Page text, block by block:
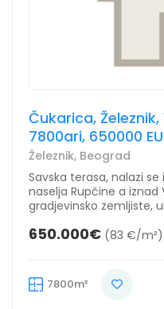
Čukarica,
7800ari, 650000
Železnik, Beograd
Savska terasa, nalazi
naselja Rupčine a iznad
gradjevinsko zemljiste,
650.000€ (83 €/m²)
7800m²